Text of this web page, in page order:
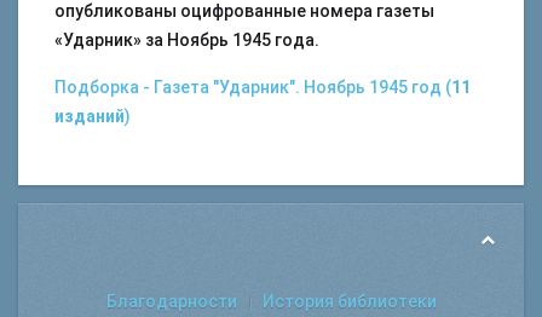
опубликованы оцифрованные номера газеты
«Ударник» за Ноябрь 1945 года.
Подборка - Газета "Ударник". Ноябрь 1945 год (11
изданий)
Благодарности История библиотеки